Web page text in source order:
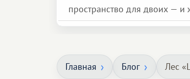
пространство для двоих — и
сделать для близкого
масштабное, но тёплое
и запоминающееся :)
Главная Блог Лес